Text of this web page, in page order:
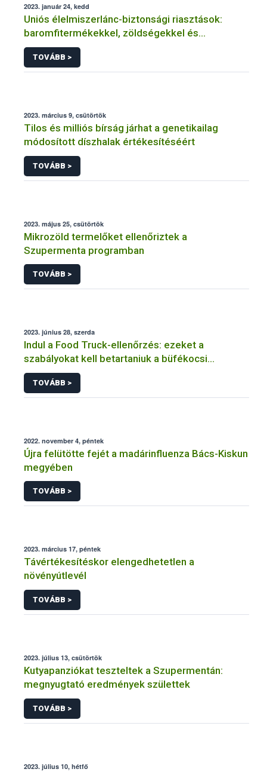
2023. január 24, kedd
Uniós élelmiszerlánc-biztonsági riasztások:
baromfitermékekkel, zöldségekkel és
gyümölcsökkel volt a legtöbb gond
TOVÁBB >
2023. március 9, csütörtök
Tilos és milliós bírság járhat a genetikailag
módosított díszhalak értékesítéséért
TOVÁBB >
2023. május 25, csütörtök
Mikrozöld termelőket ellenőriztek a
Szupermenta programban
TOVÁBB >
2023. június 28, szerda
Indul a Food Truck-ellenőrzés: ezeket a
szabályokat kell betartaniuk a büfékocsi
üzemeltetőknek
TOVÁBB >
2022. november 4, péntek
Újra felütötte fejét a madárinfluenza Bács-Kiskun
megyében
TOVÁBB >
2023. március 17, péntek
Távértékesítéskor elengedhetetlen a
növényútlevél
TOVÁBB >
2023. július 13, csütörtök
Kutyapanziókat teszteltek a Szupermentán:
megnyugtató eredmények születtek
TOVÁBB >
2023. július 10, hétfő